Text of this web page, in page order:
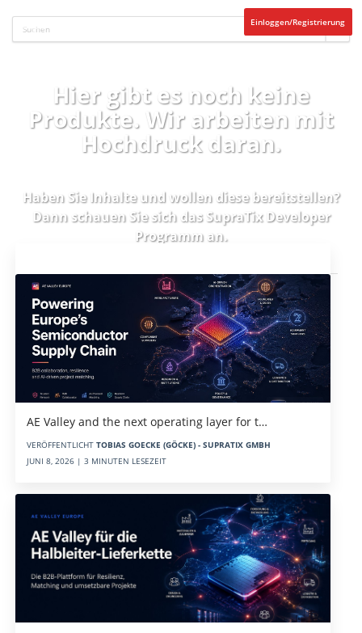
Einloggen/Registrierung
Hier gibt es noch keine
Produkte. Wir arbeiten mit
Hochdruck daran.
Haben Sie Inhalte und wollen diese bereitstellen?
Dann schauen Sie sich das SupraTix Developer
Programman.
AE Valley and the next operating layer for t…
VERÖFFENTLICHT TOBIAS GOECKE (GÖCKE) - SUPRATIX GMBH
JUNI 8, 2026 | 3 MINUTEN LESEZEIT